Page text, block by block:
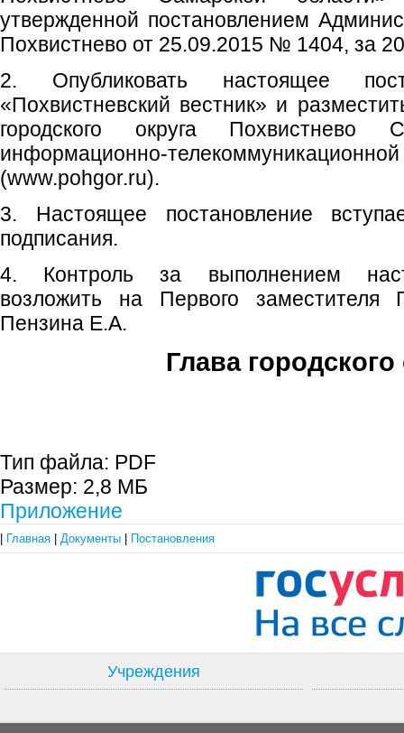
утвержденной постановлением
Похвистнево от 25.09.2015 № 1404, за
2. Опубликовать настоящее
«Похвистневский вестник» и
городского округа Похвистнево
информационно-
(www.pohgor.ru).
3. Настоящее постановление
подписания.
4. Контроль за выполнением
возложить на Первого заместителя
Пензина Е.А.
Глава городского
Тип файла: PDF
Размер: 2,8 МБ
Приложение
Главная Документы Постановления
Учреждения